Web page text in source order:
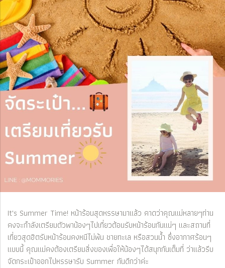
It's Summer Time! หน้าร้อนสุดหรรษามาแล้ว คาดว่าคุณแม่หลายๆท่าน
คงจะกำลังเตรียมตัวพาน้องๆไปเที่ยวต้อนรับหน้าร้อนกันแน่ๆ และสถานที่
เที่ยวสุดฮิตรับหน้าร้อนคงหนีไม่พ้น ชายทะเล หรือสวนน้ำ ซึ่งอากาศร้อนๆ
แบบนี้ คุณแม่คงต้องเตรียมสิ่งของเพื่อให้น้องๆได้สนุกกันเต็มที่ ว่าแล้วรีบ
จัดกระเป๋าออกไปหรรษารับ Summer กันดีกว่าค่ะ